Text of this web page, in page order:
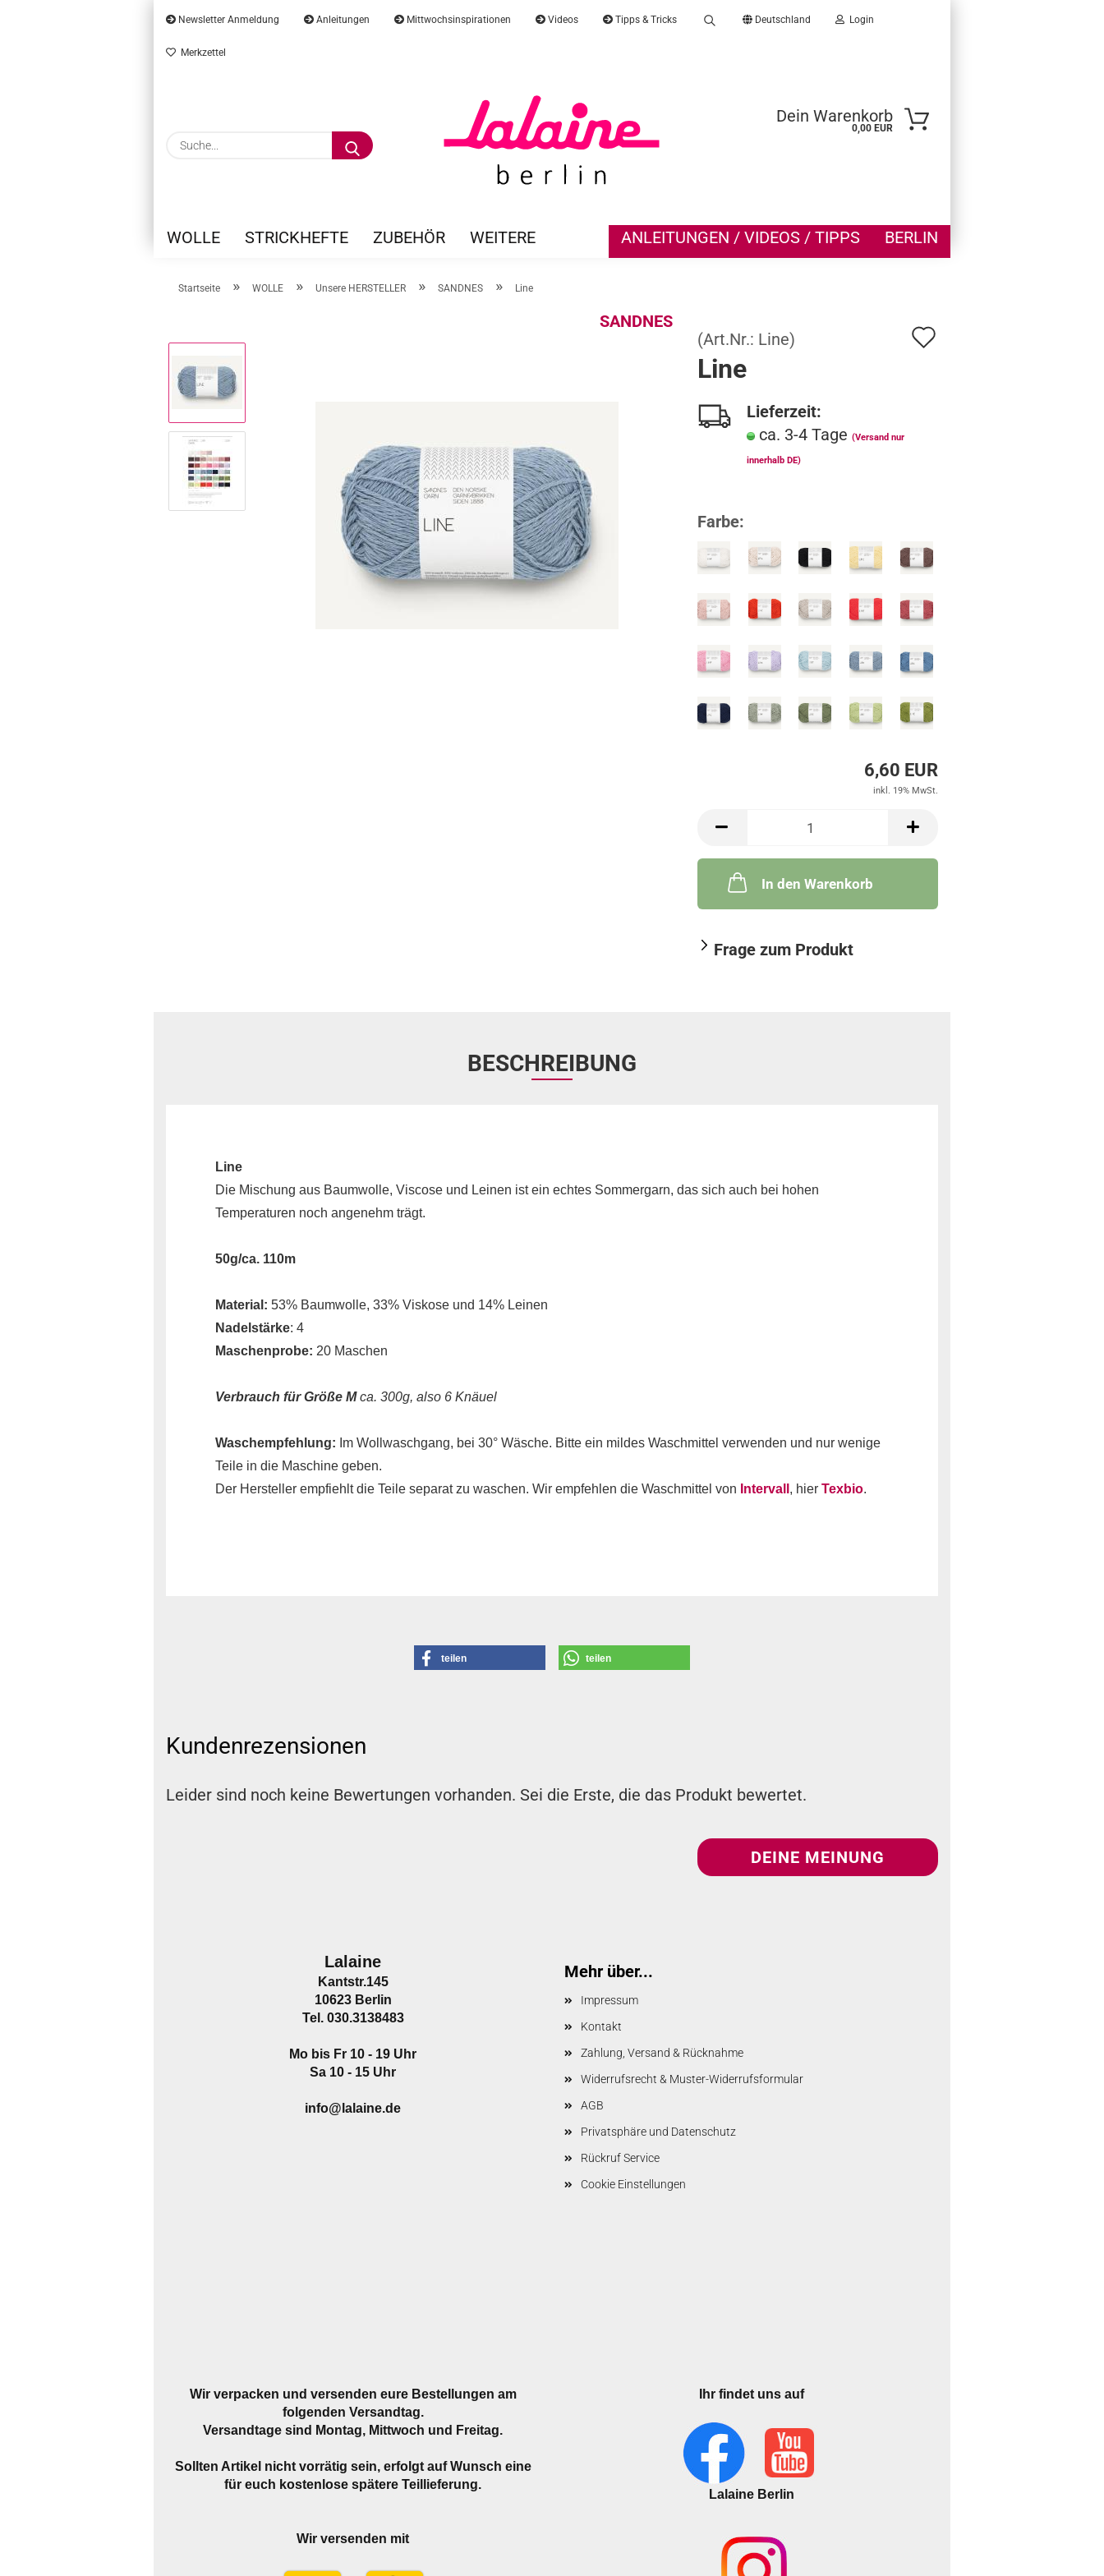
Newsletter Anmeldung Anleitungen Mittwochsinspirationen Videos Tipps & Tricks Deutschland Login
Merkzettel
Suche...
Dein Warenkorb
0,00 EUR
WOLLE STRICKHEFTE ZUBEHÖR ANLEITUNGEN / VIDEOS / TIPPS BERLIN
WEITERE
Startseite » WOLLE » Unsere HERSTELLER » SANDNES » Line
SANDNES
(Art.Nr.: Line)
Line
Lieferzeit:
ca. 3-4 Tage (Versand nur
innerhalb DE)
Farbe:
6,60 EUR
inkl. 19% MwSt.
In den Warenkorb
Frage zum Produkt
BESCHREIBUNG
Line
Die Mischung aus Baumwolle, Viscose und Leinen ist ein echtes Sommergarn, das sich auch bei hohen
Temperaturen noch angenehm trägt.
50g/ca. 110m
Material: 53% Baumwolle, 33% Viskose und 14% Leinen
Nadelstärke: 4
Maschenprobe: 20 Maschen
Verbrauch für Größe Mca. 300g, also 6 Knäuel
Waschempfehlung: Im Wollwaschgang, bei 30° Wäsche. Bitte ein mildes Waschmittel verwenden und nur wenige
Teile in die Maschine geben.
Der Hersteller empfiehlt die Teile separat zu waschen. Wir empfehlen die Waschmittel von Intervall , hier Texbio.
teilen teilen
Kundenrezensionen
Leider sind noch keine Bewertungen vorhanden. Sei die Erste, die das Produkt bewertet.
DEINE MEINUNG
Lalaine
Kantstr.145
10623 Berlin
Tel. 030.3138483
Mo bis Fr 10 - 19 Uhr
Sa 10 - 15 Uhr
info@lalaine.de
Mehr über...
Impressum
Kontakt
Zahlung, Versand & Rücknahme
Widerrufsrecht & Muster-Widerrufsformular
AGB
Privatsphäre und Datenschutz
Rückruf Service
Cookie Einstellungen
Wir verpacken und versenden eure Bestellungen am
folgenden Versandtag.
Versandtage sind Montag, Mittwoch und Freitag.
Sollten Artikel nicht vorrätig sein, erfolgt auf Wunsch eine
für euch kostenlose spätere Teillieferung.
Wir versenden mit
Ihr findet uns auf
Lalaine Berlin